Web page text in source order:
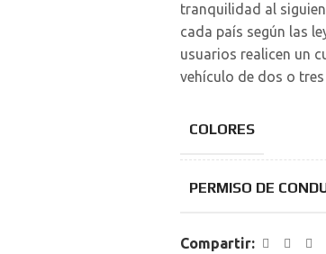
tranquilidad al
cada país según las
usuarios realicen un
vehículo de dos o
COLORES
PERMISO DE
Compartir: